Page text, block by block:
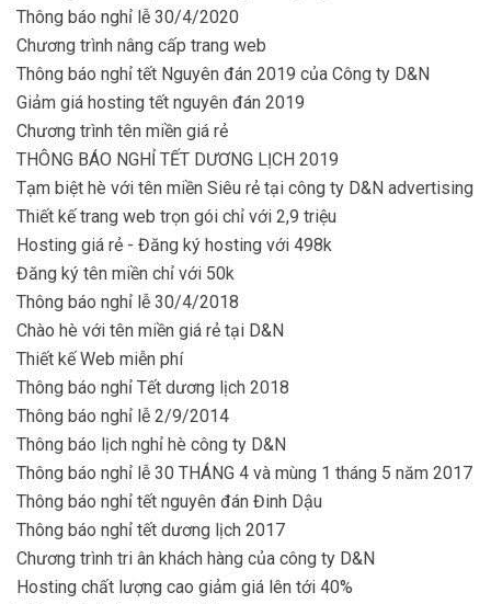
Thông báo nghỉ lễ 30/4/2020
Chương trình nâng cấp trang web
Thông báo nghỉ tết Nguyên đán 2019 của Công ty D&N
Giảm giá hosting tết nguyên đán 2019
Chương trình tên miền giá rẻ
THÔNG BÁO NGHỈ TẾT DƯƠNG LỊCH 2019
Tạm biệt hè với tên miền Siêu rẻ tại công ty D&N advertising
Thiết kế trang web trọn gói chỉ với 2,9 triệu
Hosting giá rẻ - Đăng ký hosting với 498k
Đăng ký tên miền chỉ với 50k
Thông báo nghỉ lễ 30/4/2018
Chào hè với tên miền giá rẻ tại D&N
Thiết kế Web miễn phí
Thông báo nghỉ Tết dương lịch 2018
Thông báo nghỉ lễ 2/9/2014
Thông báo lịch nghỉ hè công ty D&N
Thông báo nghỉ lễ 30 THÁNG 4 và mùng 1 tháng 5 năm 2017
Thông báo nghỉ tết nguyên đán Đinh Dậu
Thông báo nghỉ tết dương lịch 2017
Chương trình tri ân khách hàng của công ty D&N
Hosting chất lượng cao giảm giá lên tới 40%